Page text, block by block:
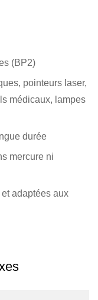
(BP2)
pointeurs laser,
médicaux, lampes
durée
mercure ni
adaptées aux